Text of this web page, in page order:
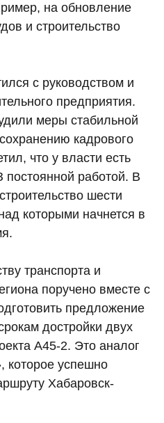
на обновление
и строительство
с руководством и
предприятия.
меры стабильной
кадрового
что у власти есть
постоянной работой. В
шести
которыми начнется в
транспорта и
поручено вместе с
предложение
достройки двух
А45-2. Это аналог
которое успешно
Хабаровск-